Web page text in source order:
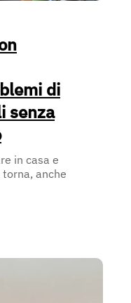
di
senza
in casa e
anche